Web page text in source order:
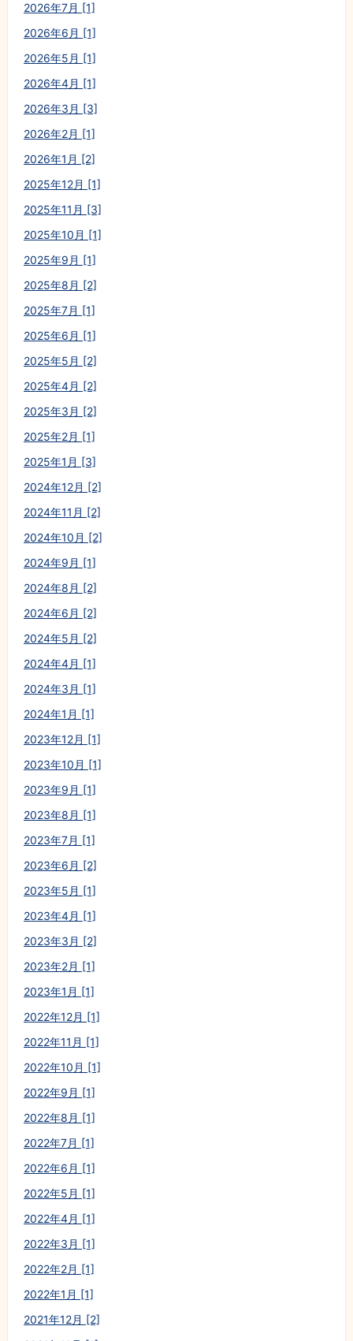
2026年7月 [1]
2026年6月 [1]
2026年5月 [1]
2026年4月 [1]
2026年3月 [3]
2026年2月 [1]
2026年1月 [2]
2025年12月 [1]
2025年11月 [3]
2025年10月 [1]
2025年9月 [1]
2025年8月 [2]
2025年7月 [1]
2025年6月 [1]
2025年5月 [2]
2025年4月 [2]
2025年3月 [2]
2025年2月 [1]
2025年1月 [3]
2024年12月 [2]
2024年11月 [2]
2024年10月 [2]
2024年9月 [1]
2024年8月 [2]
2024年6月 [2]
2024年5月 [2]
2024年4月 [1]
2024年3月 [1]
2024年1月 [1]
2023年12月 [1]
2023年10月 [1]
2023年9月 [1]
2023年8月 [1]
2023年7月 [1]
2023年6月 [2]
2023年5月 [1]
2023年4月 [1]
2023年3月 [2]
2023年2月 [1]
2023年1月 [1]
2022年12月 [1]
2022年11月 [1]
2022年10月 [1]
2022年9月 [1]
2022年8月 [1]
2022年7月 [1]
2022年6月 [1]
2022年5月 [1]
2022年4月 [1]
2022年3月 [1]
2022年2月 [1]
2022年1月 [1]
2021年12月 [2]